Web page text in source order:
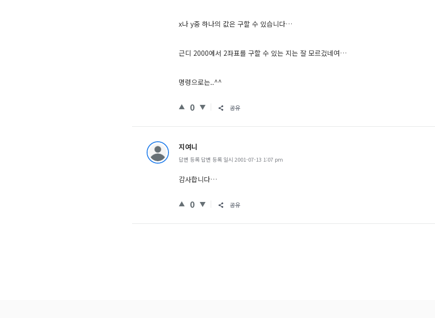
x나 y중 하나의 값은 구할 수 있습니다…
근디 2000에서 2좌표를 구할 수 있는 지는 잘 모르겄네여…
명령으로는..^^
0 공유
지여니
답변 등록 답변 등록 일시 2001-07-13 1:07 pm
감사합니다…
0 공유